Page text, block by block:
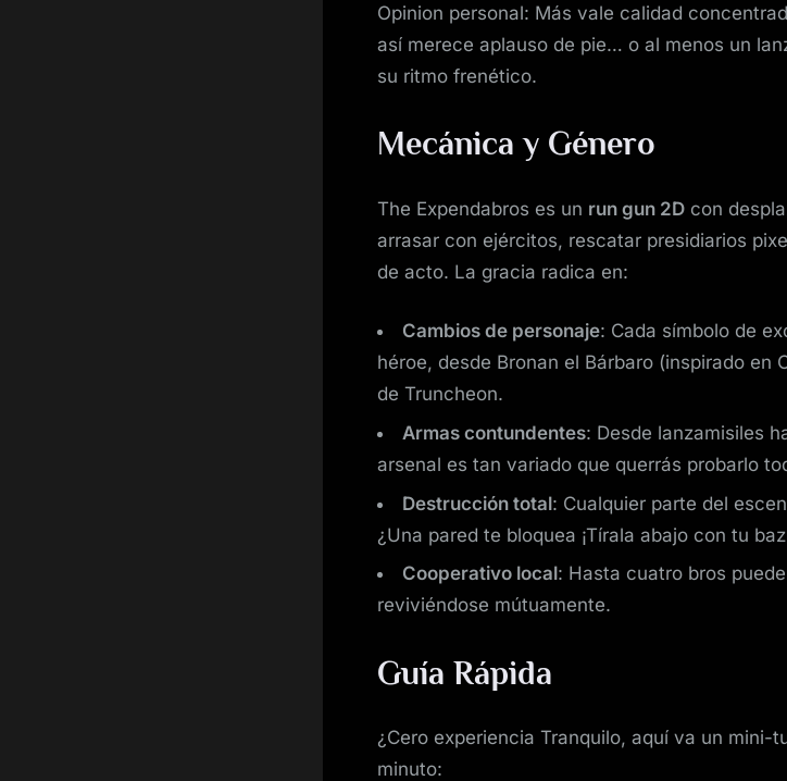
Opinion personal: Más vale calidad
así merece aplauso de pie… o al menos un
su ritmo frenético.
Mecánica y Género
The Expendabros es un run gun 2D con
arrasar con ejércitos, rescatar presidiarios
de acto. La gracia radica en:
Cambios de personaje: Cada símbolo de
héroe, desde Bronan el Bárbaro (inspirado en
de Truncheon.
Armas contundentes: Desde lanzamisiles
arsenal es tan variado que querrás probarlo
Destrucción total: Cualquier parte del
¿Una pared te bloquea ¡Tírala abajo con tu
Cooperativo local: Hasta cuatro bros
reviviéndose mútuamente.
Guía Rápida
¿Cero experiencia Tranquilo, aquí va un mini-
minuto: